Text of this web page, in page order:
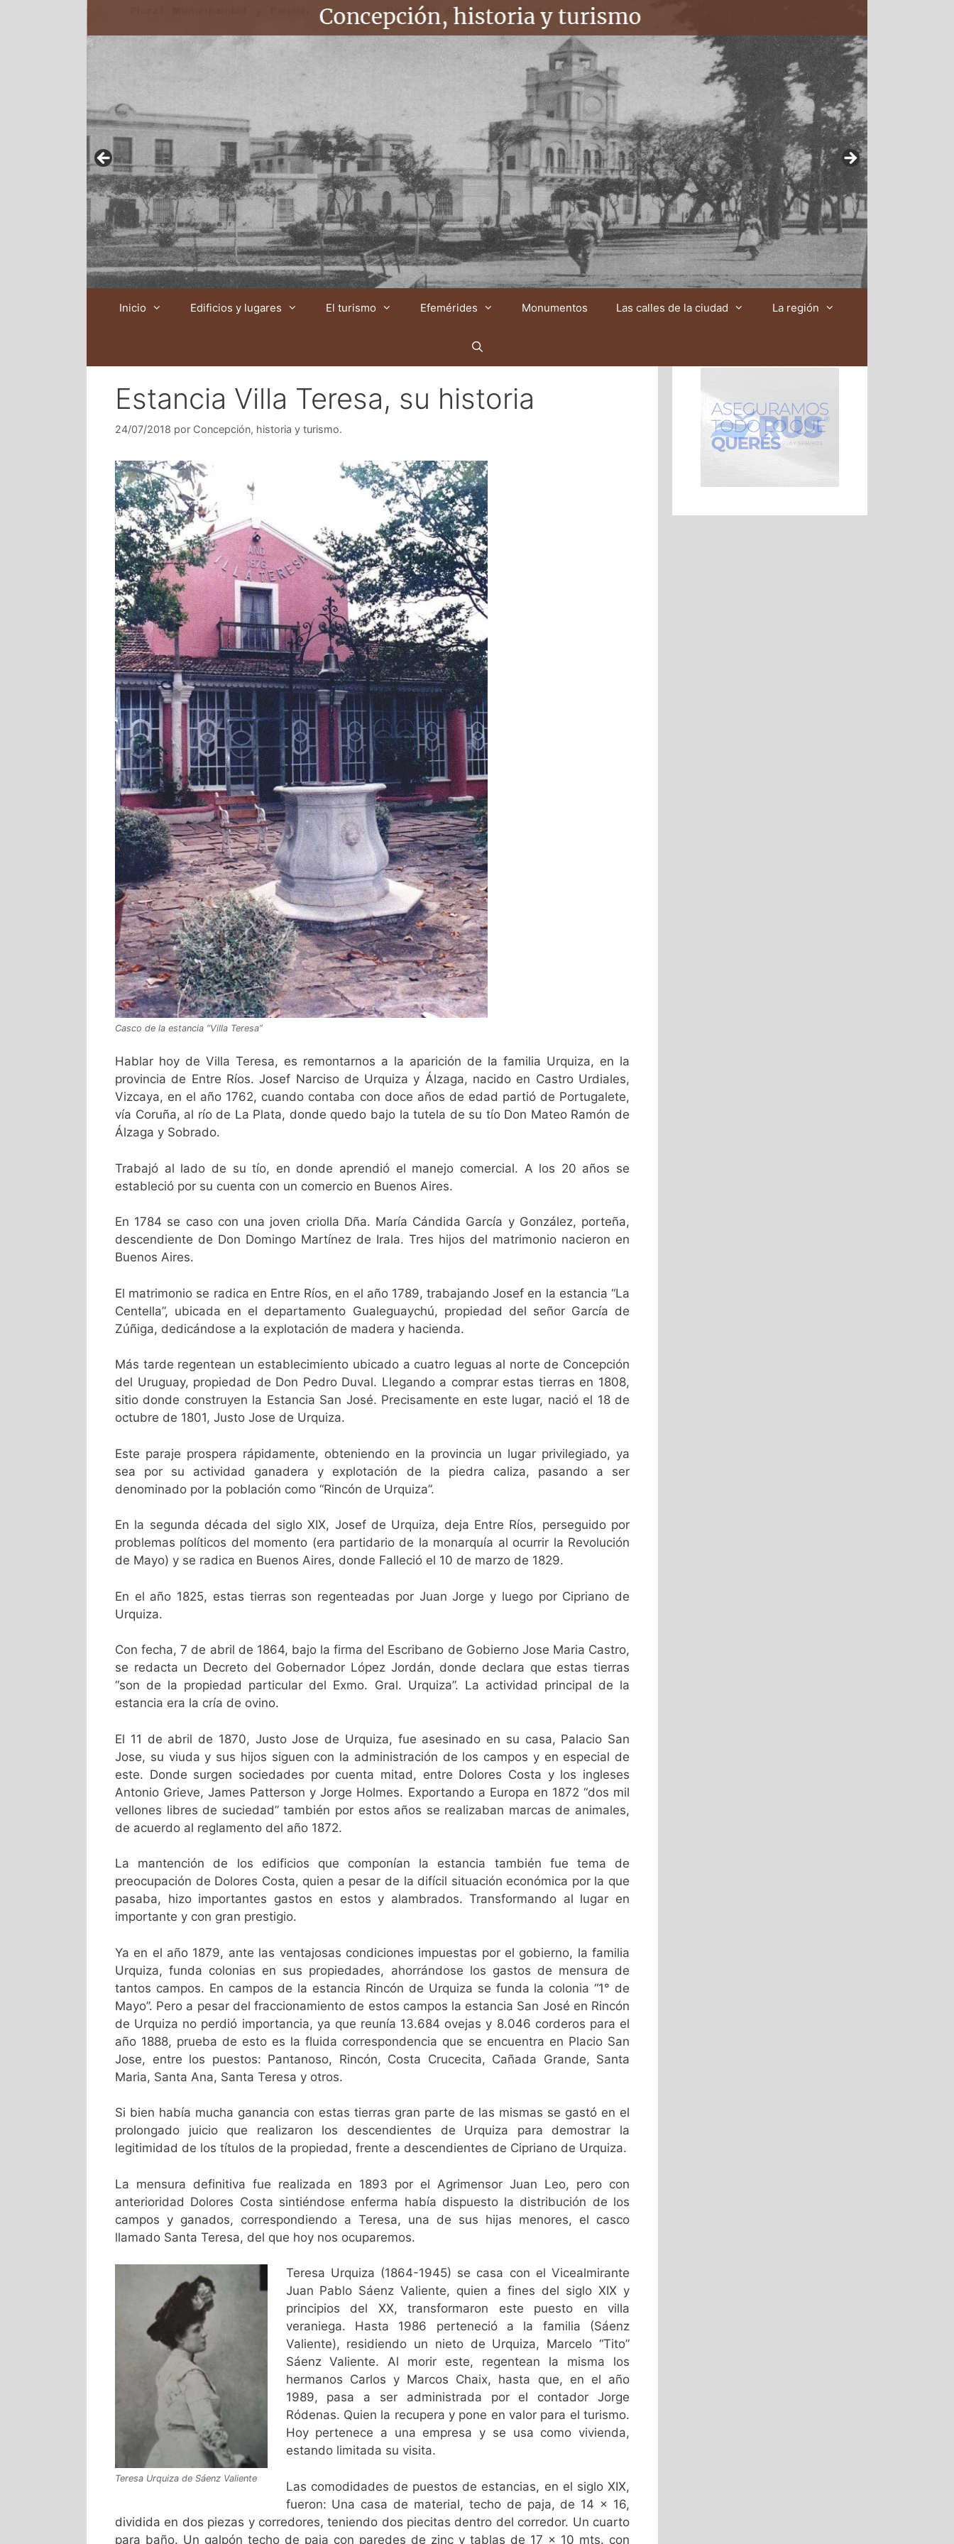
Inicio Edificios y lugares El turismo Efemérides Monumentos Las calles de la ciudad La región
Estancia Villa Teresa, su historia
24/07/2018 por Concepción, historia y turismo.
Casco de la estancia “Villa Teresa”
Hablar hoy de Villa Teresa, es remontarnos a la aparición de la familia Urquiza, en la
provincia de Entre Ríos. Josef Narciso de Urquiza y Álzaga, nacido en Castro Urdiales,
Vizcaya, en el año 1762, cuando contaba con doce años de edad partió de Portugalete,
vía Coruña, al río de La Plata, donde quedo bajo la tutela de su tío Don Mateo Ramón de
Álzaga y Sobrado.
Trabajó al lado de su tío, en donde aprendió el manejo comercial. A los 20 años se
estableció por su cuenta con un comercio en Buenos Aires.
En 1784 se caso con una joven criolla Dña. María Cándida García y González, porteña,
descendiente de Don Domingo Martínez de Irala. Tres hijos del matrimonio nacieron en
Buenos Aires.
El matrimonio se radica en Entre Ríos, en el año 1789, trabajando Josef en la estancia “La
Centella”, ubicada en el departamento Gualeguaychú, propiedad del señor García de
Zúñiga, dedicándose a la explotación de madera y hacienda.
Más tarde regentean un establecimiento ubicado a cuatro leguas al norte de Concepción
del Uruguay, propiedad de Don Pedro Duval. Llegando a comprar estas tierras en 1808,
sitio donde construyen la Estancia San José. Precisamente en este lugar, nació el 18 de
octubre de 1801, Justo Jose de Urquiza.
Este paraje prospera rápidamente, obteniendo en la provincia un lugar privilegiado, ya
sea por su actividad ganadera y explotación de la piedra caliza, pasando a ser
denominado por la población como “Rincón de Urquiza”.
En la segunda década del siglo XIX, Josef de Urquiza, deja Entre Ríos, perseguido por
problemas políticos del momento (era partidario de la monarquía al ocurrir la Revolución
de Mayo) y se radica en Buenos Aires, donde Falleció el 10 de marzo de 1829.
En el año 1825, estas tierras son regenteadas por Juan Jorge y luego por Cipriano de
Urquiza.
Con fecha, 7 de abril de 1864, bajo la firma del Escribano de Gobierno Jose Maria Castro,
se redacta un Decreto del Gobernador López Jordán, donde declara que estas tierras
“son de la propiedad particular del Exmo. Gral. Urquiza”. La actividad principal de la
estancia era la cría de ovino.
El 11 de abril de 1870, Justo Jose de Urquiza, fue asesinado en su casa, Palacio San
Jose, su viuda y sus hijos siguen con la administración de los campos y en especial de
este. Donde surgen sociedades por cuenta mitad, entre Dolores Costa y los ingleses
Antonio Grieve, James Patterson y Jorge Holmes. Exportando a Europa en 1872 “dos mil
vellones libres de suciedad” también por estos años se realizaban marcas de animales,
de acuerdo al reglamento del año 1872.
La mantención de los edificios que componían la estancia también fue tema de
preocupación de Dolores Costa, quien a pesar de la difícil situación económica por la que
pasaba, hizo importantes gastos en estos y alambrados. Transformando al lugar en
importante y con gran prestigio.
Ya en el año 1879, ante las ventajosas condiciones impuestas por el gobierno, la familia
Urquiza, funda colonias en sus propiedades, ahorrándose los gastos de mensura de
tantos campos. En campos de la estancia Rincón de Urquiza se funda la colonia “1° de
Mayo”. Pero a pesar del fraccionamiento de estos campos la estancia San José en Rincón
de Urquiza no perdió importancia, ya que reunía 13.684 ovejas y 8.046 corderos para el
año 1888, prueba de esto es la fluida correspondencia que se encuentra en Placio San
Jose, entre los puestos: Pantanoso, Rincón, Costa Crucecita, Cañada Grande, Santa
Maria, Santa Ana, Santa Teresa y otros.
Si bien había mucha ganancia con estas tierras gran parte de las mismas se gastó en el
prolongado juicio que realizaron los descendientes de Urquiza para demostrar la
legitimidad de los títulos de la propiedad, frente a descendientes de Cipriano de Urquiza.
La mensura definitiva fue realizada en 1893 por el Agrimensor Juan Leo, pero con
anterioridad Dolores Costa sintiéndose enferma había dispuesto la distribución de los
campos y ganados, correspondiendo a Teresa, una de sus hijas menores, el casco
llamado Santa Teresa, del que hoy nos ocuparemos.
Teresa Urquiza de Sáenz Valiente
Teresa Urquiza (1864-1945) se casa con el Vicealmirante
Juan Pablo Sáenz Valiente, quien a fines del siglo XIX y
principios del XX, transformaron este puesto en villa
veraniega. Hasta 1986 perteneció a la familia (Sáenz
Valiente), residiendo un nieto de Urquiza, Marcelo “Tito”
Sáenz Valiente. Al morir este, regentean la misma los
hermanos Carlos y Marcos Chaix, hasta que, en el año
1989, pasa a ser administrada por el contador Jorge
Ródenas. Quien la recupera y pone en valor para el turismo.
Hoy pertenece a una empresa y se usa como vivienda,
estando limitada su visita.
Las comodidades de puestos de estancias, en el siglo XIX,
fueron: Una casa de material, techo de paja, de 14 x 16,
dividida en dos piezas y corredores, teniendo dos piecitas dentro del corredor. Un cuarto
para baño. Un galpón techo de paja con paredes de zinc y tablas de 17 x 10 mts. con